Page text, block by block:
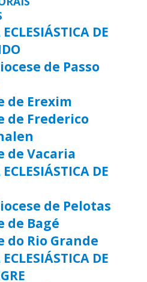
DE
de Passo
de Erexim
de Frederico
de Vacaria
DE
de Pelotas
de Bagé
do Rio Grande
DE